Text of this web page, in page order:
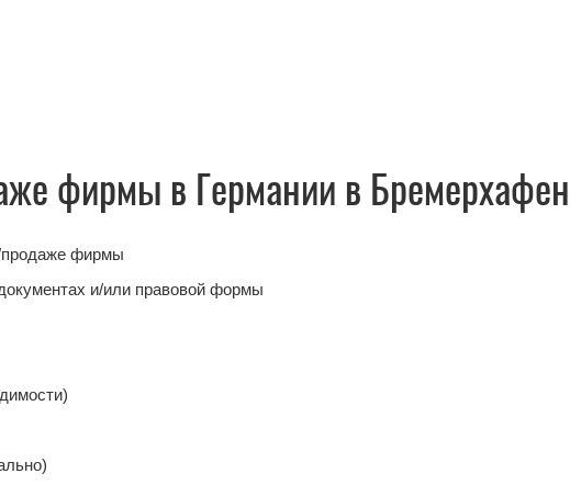
фирмы в Германии в
продаже фирмы
и/или правовой формы